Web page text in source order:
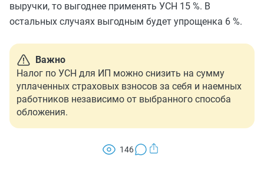
выручки, то выгоднее применять УСН 15 %. В
остальных случаях выгодным будет упрощенка 6 %.
Важно
Налог по УСН для ИП можно снизить на сумму
уплаченных страховых взносов за себя и наемных
работников независимо от выбранного способа
обложения.
146